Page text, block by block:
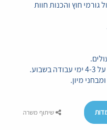
גורמי חוץ והכנות חוות
מיון.
שיתוף משרה